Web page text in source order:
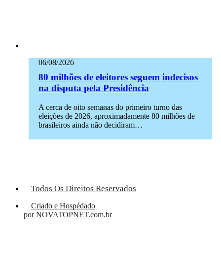
06/08/2026
80 milhões de eleitores seguem indecisos
na disputa pela Presidência
A cerca de oito semanas do primeiro turno das
eleições de 2026, aproximadamente 80 milhões de
brasileiros ainda não decidiram…
Todos Os Direitos Reservados
Criado e Hospédado
por NOVATOPNET.com.br